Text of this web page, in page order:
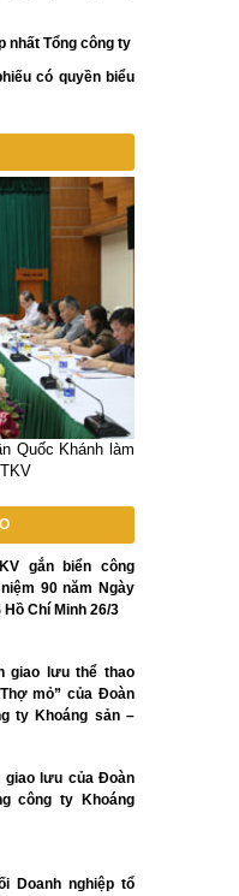
nhất Tổng công ty
có quyền biểu
Quốc Khánh làm
gắn biển công
90 năm Ngày
Chí Minh 26/3
giao lưu thể thao
mỏ” của Đoàn
ty Khoáng sản –
lưu của Đoàn
công ty Khoáng
Doanh nghiệp tổ